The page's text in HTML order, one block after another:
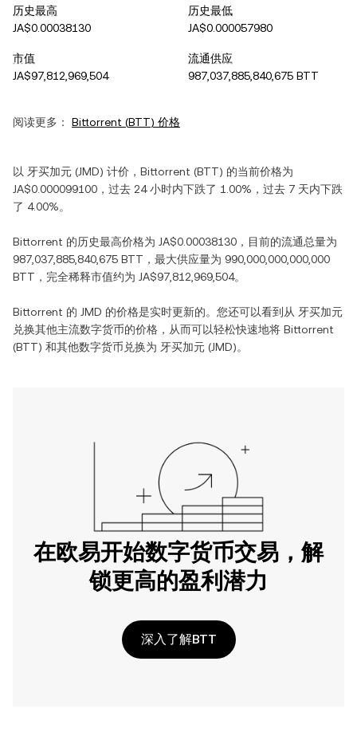
历史最高
JA$0.00038130
历史最低
JA$0.000057980
市值
JA$97,812,969,504
流通供应
987,037,885,840,675 BTT
阅读更多： Bittorrent (BTT) 价格
以 牙买加元 (JMD) 计价， Bittorrent (BTT) 的当前价格为
JA$0.000099100 ，过去 24 小时内下跌了 1.00% ，过去 7 天内下跌
了 4.00%。
Bittorrent 的历史最高价格为 JA$0.00038130 ，目前的流通总量为
987,037,885,840,675 BTT ，最大供应量为 990,000,000,000,000
BTT ，完全稀释市值约为 JA$97,812,969,504。
Bittorrent 的 JMD 的价格是实时更新的。您还可以看到从 牙买加元
兑换其他主流数字货币的价格，从而可以轻松快速地将 Bittorrent
(BTT) 和其他数字货币兑换为 牙买加元 (JMD)。
在欧易开始数字货币交易，解
锁更高的盈利潜力
深入了解BTT